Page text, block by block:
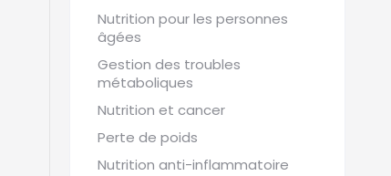
Nutrition pour les personnes
âgées
Gestion des troubles
métaboliques
Nutrition et cancer
Perte de poids
Nutrition anti-inflammatoire